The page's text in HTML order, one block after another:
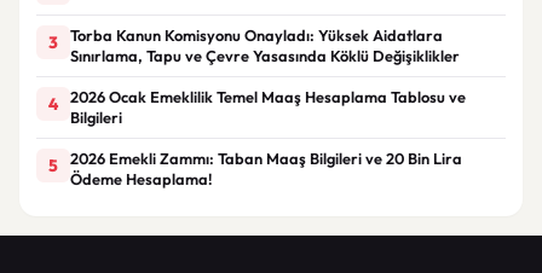
3
Torba Kanun Komisyonu Onayladı: Yüksek Aidatlara
Sınırlama, Tapu ve Çevre Yasasında Köklü Değişiklikler
4
2026 Ocak Emeklilik Temel Maaş Hesaplama Tablosu ve
Bilgileri
5
2026 Emekli Zammı: Taban Maaş Bilgileri ve 20 Bin Lira
Ödeme Hesaplama!